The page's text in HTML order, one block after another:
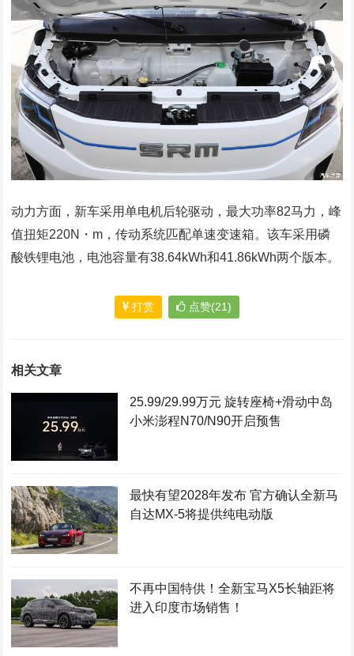
动力方面，新车采用单电机后轮驱动，最大功率82马力，峰
值扭矩220N・m，传动系统匹配单速变速箱。该车采用磷
酸铁锂电池，电池容量有38.64kWh和41.86kWh两个版本。
打赏 点赞(21)
相关文章
25.99/29.99万元 旋转座椅+滑动中岛
小米澎程N70/N90开启预售
最快有望2028年发布 官方确认全新马
自达MX-5将提供纯电动版
不再中国特供！全新宝马X5长轴距将
进入印度市场销售！